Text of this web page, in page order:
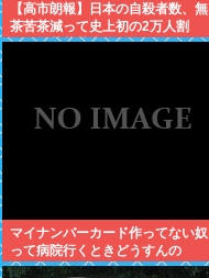
【高市朗報】日本の自殺者数、無
茶苦茶減って史上初の2万人割
れ。無茶苦茶生きやすい国になっ
マイナンバーカード作ってない奴
って病院行くときどうすんの